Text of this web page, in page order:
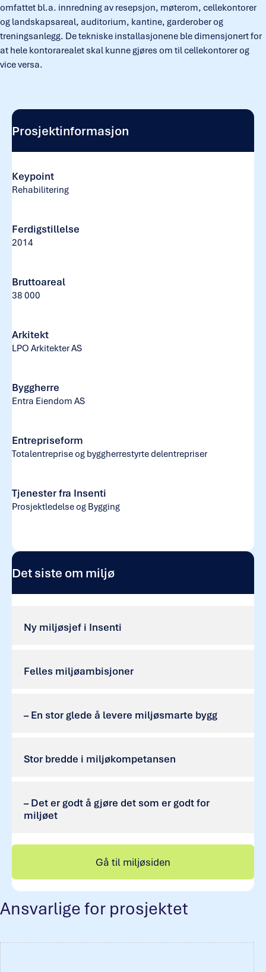
omfattet bl.a. innredning av resepsjon, møterom, cellekontorer
og landskapsareal, auditorium, kantine, garderober og
treningsanlegg. De tekniske installasjonene ble dimensjonert for
at hele kontorarealet skal kunne gjøres om til cellekontorer og
vice versa.
Prosjektinformasjon
Keypoint
Rehabilitering
Ferdigstillelse
2014
Bruttoareal
38 000
Arkitekt
LPO Arkitekter AS
Byggherre
Entra Eiendom AS
Entrepriseform
Totalentreprise og byggherrestyrte delentrepriser
Tjenester fra Insenti
Prosjektledelse og Bygging
Det siste om miljø
Ny miljøsjef i Insenti
Felles miljøambisjoner
– En stor glede å levere miljøsmarte bygg
Stor bredde i miljøkompetansen
– Det er godt å gjøre det som er godt for
miljøet
Gå til miljøsiden
Ansvarlige for prosjektet